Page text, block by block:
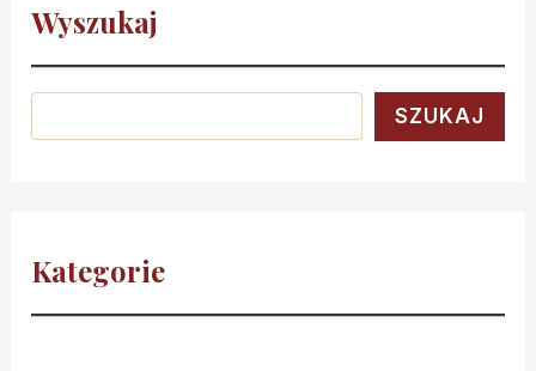
Wyszukaj
SZUKAJ
Kategorie